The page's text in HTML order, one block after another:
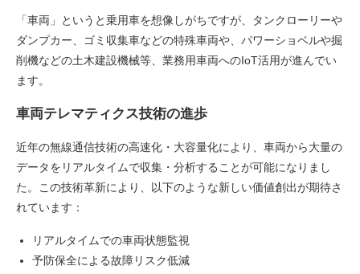
「車両」というと乗用車を想像しがちですが、タンクローリーや
ダンプカー、ゴミ収集車などの特殊車両や、パワーショベルや掘
削機などの土木建設機械等、業務用車両へのIoT活用が進んでい
ます。
車両テレマティクス技術の進歩
近年の無線通信技術の高速化・大容量化により、車両から大量の
データをリアルタイムで収集・分析することが可能になりまし
た。この技術革新により、以下のような新しい価値創出が期待さ
れています：
リアルタイムでの車両状態監視
予防保全による故障リスク低減